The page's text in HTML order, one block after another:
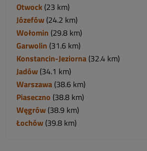
Otwock (23 km)
Józefów (24.2 km)
Wołomin (29.8 km)
Garwolin (31.6 km)
Konstancin-Jeziorna (32.4 km)
Jadów (34.1 km)
Warszawa (38.6 km)
Piaseczno (38.8 km)
Węgrów (38.9 km)
Łochów (39.8 km)